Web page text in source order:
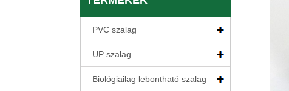
PVC szalag
UP szalag
Biológiailag lebontható szalag